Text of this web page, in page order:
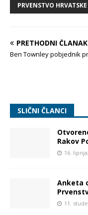
PRVENSTVO HRVATSKE
PRETHODNI ČLANAK
Ben Townley pobjednik
SLIČNI ČLANCI
Rakov
16.
Anketa
11.